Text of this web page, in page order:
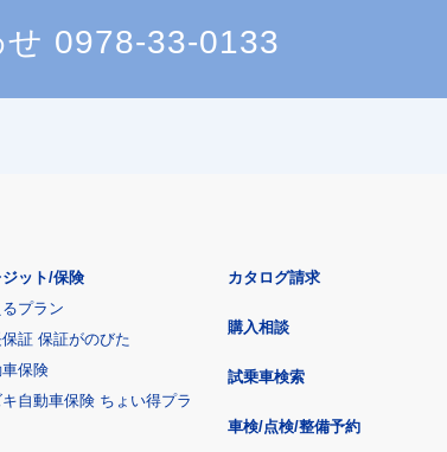
0978-33-0133
ジット/保険
プラン
証 保証がのびた
保険
自動車保険 ちょい得プラ
カタログ請求
購入相談
試乗車検索
車検/点検/整備予約